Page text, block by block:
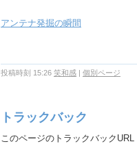
アンテナ発掘の瞬間
投稿時刻 15:26 笑和感 | 個別ページ
トラックバック
このページのトラックバックURL